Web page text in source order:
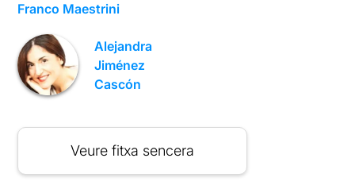
Franco Maestrini
Alejandra
Jiménez
Cascón
Veure fitxa sencera